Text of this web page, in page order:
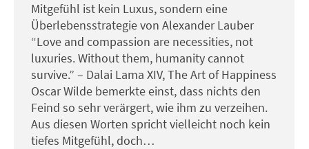
Mitgefühl ist kein Luxus, sondern eine
Überlebensstrategie von Alexander Lauber
“Love and compassion are necessities, not
luxuries. Without them, humanity cannot
survive.” – Dalai Lama XIV, The Art of Happiness
Oscar Wilde bemerkte einst, dass nichts den
Feind so sehr verärgert, wie ihm zu verzeihen.
Aus diesen Worten spricht vielleicht noch kein
tiefes Mitgefühl, doch…